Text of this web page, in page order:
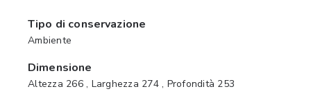
Tipo di conservazione
Ambiente
Dimensione
Altezza 266 , Larghezza 274 , Profondità 253